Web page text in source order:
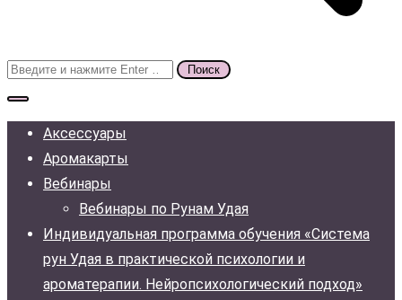
Поиск
для:
Аксессуары
Аромакарты
Вебинары
Вебинары по Рунам Удая
Индивидуальная программа обучения «Система
рун Удая в практической психологии и
ароматерапии. Нейропсихологический подход»